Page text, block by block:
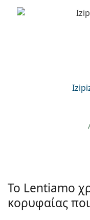
Το Lentiamo
κορυφαίας